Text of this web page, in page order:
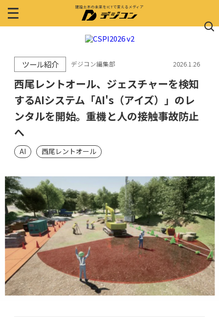
建設土木の未来をICTで変えるメディア
ツール紹介 デジコン編集部 2026.1.26
西尾レントオール、ジェスチャーを検知
するAIシステム「AI's（アイズ）」のレ
ンタルを開始。重機と人の接触事故防止
へ
AI 西尾レントオール